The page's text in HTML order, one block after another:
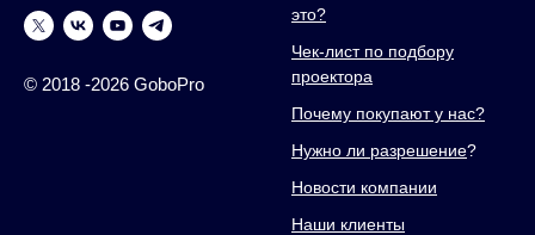
© 2018 -2026 GoboPro
это?
Чек-лист по подбору
проектора
Почему покупают у нас?
Нужно ли разрешение?
Новости компании
Наши клиенты